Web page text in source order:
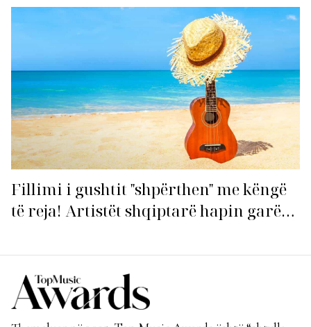
Fillimi i gushtit "shpërthen" me këngë
të reja! Artistët shqiptarë hapin garën